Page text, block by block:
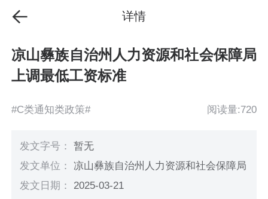
详情
凉山彝族自治州人力资源和社会保障局
上调最低工资标准
#C类通知类政策# 阅读量:720
发文字号：暂无
发文单位：凉山彝族自治州人力资源和社会保障局
发文日期： 2025-03-21